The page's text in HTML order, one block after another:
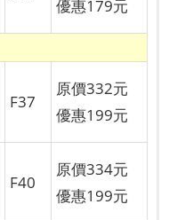
優惠179元
F37
原價332元
優惠199元
F40
原價334元
優惠199元